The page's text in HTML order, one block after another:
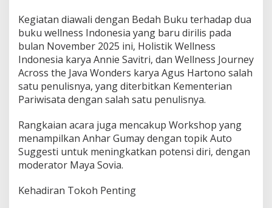
Kegiatan diawali dengan Bedah Buku terhadap dua
buku wellness Indonesia yang baru dirilis pada
bulan November 2025 ini, Holistik Wellness
Indonesia karya Annie Savitri, dan Wellness Journey
Across the Java Wonders karya Agus Hartono salah
satu penulisnya, yang diterbitkan Kementerian
Pariwisata dengan salah satu penulisnya.
Rangkaian acara juga mencakup Workshop yang
menampilkan Anhar Gumay dengan topik Auto
Suggesti untuk meningkatkan potensi diri, dengan
moderator Maya Sovia.
Kehadiran Tokoh Penting